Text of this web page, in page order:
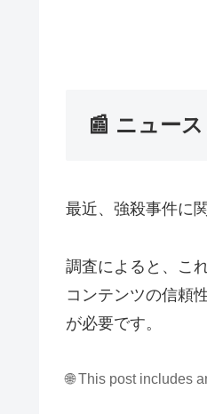
📰 ニュー
最近、強殺事件に
調査によると、こ
コンテンツの信頼
が必要です。
🌐 This post includes